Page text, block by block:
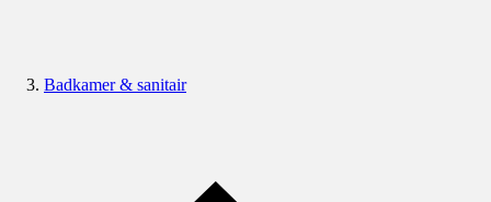
Badkamer & sanitair